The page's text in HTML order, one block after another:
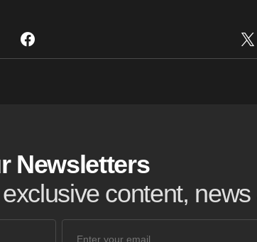
Newsletters
content,